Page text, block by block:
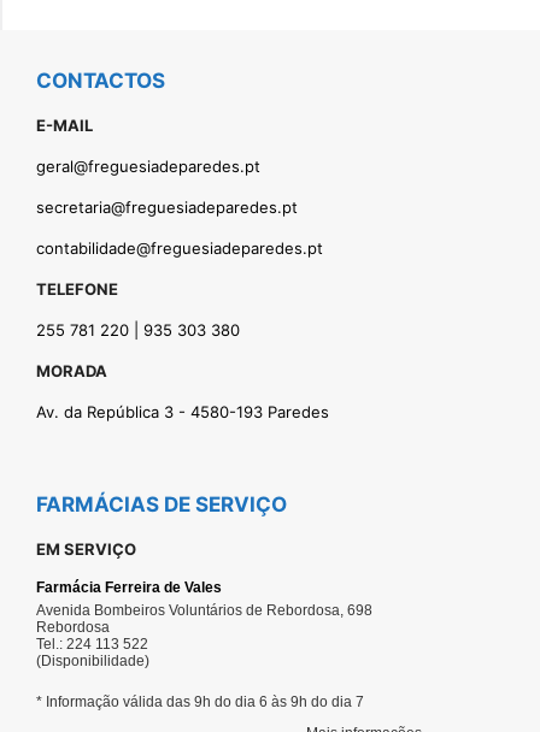
CONTACTOS
E-MAIL
geral@freguesiadeparedes.pt
secretaria@freguesiadeparedes.pt
contabilidade@freguesiadeparedes.pt
TELEFONE
255 781 220 | 935 303 380
MORADA
Av. da República 3 - 4580-193 Paredes
FARMÁCIAS DE SERVIÇO
EM SERVIÇO